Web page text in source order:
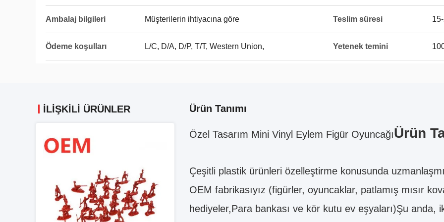
Ambalaj bilgileri Müşterilerin ihtiyacına göre Teslim süresi
Ödeme koşulları L/C, D/A, D/P, T/T, Western Union, Yetenek temini
İLIŞKILI ÜRÜNLER Ürün Tanımı
Özel Tasarım Mini Vinyl Eylem Figür OyuncağıÜrün
Çeşitli plastik ürünleri özelleştirme konusunda
OEM fabrikasıyız (figürler, oyuncaklar, patlamış mısır
hediyeler,Para bankası ve kör kutu ev eşyaları)Şu anda,